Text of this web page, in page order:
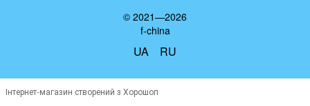
© 2021—2026
f-china
UA RU
Інтернет-магазин створений з Хорошоп